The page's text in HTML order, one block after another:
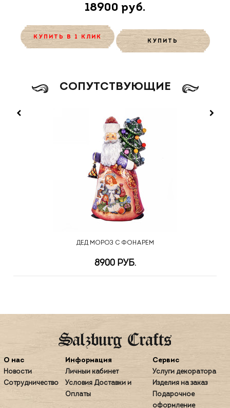
18900 руб.
КУПИТЬ В 1 КЛИК
КУПИТЬ
CОПУТСТВУЮЩИЕ
ДЕД МОРОЗ С ФОНАРЕМ
8900 РУБ.
О нас
Новости
Сотрудничество
Информация
Личный кабинет
Условия Доставки и
Оплаты
Сервис
Услуги декоратора
Изделия на заказ
Подарочное
оформление